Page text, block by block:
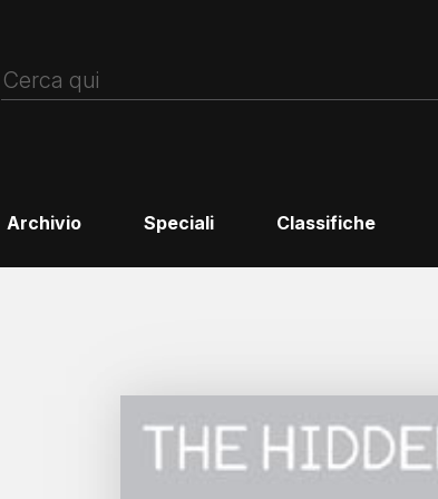
Archivio Speciali Classifiche